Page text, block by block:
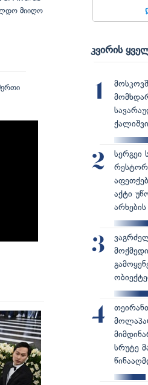
მიიღო
კვირის
1
2
სერგეი
აქტი
3
4
სრუტე